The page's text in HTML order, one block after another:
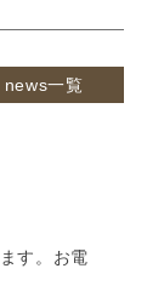
news一覧
す。お電